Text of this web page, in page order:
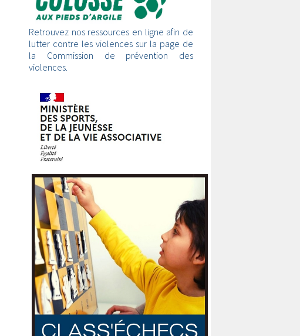
Retrouvez nos ressources en ligne afin de
lutter contre les violences sur la page de
la Commission de prévention des
violences.